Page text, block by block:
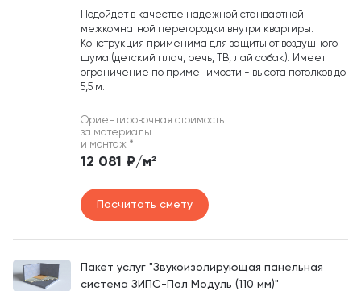
Подойдет в качестве надежной стандартной
межкомнатной перегородки внутри квартиры.
Конструкция применима для защиты от воздушного
шума (детский плач, речь, ТВ, лай собак). Имеет
ограничение по применимости - высота потолков до
5,5 м.
Ориентировочная стоимость
за материалы
и монтаж *
12 081 ₽/м²
Посчитать смету
Пакет услуг "Звукоизолирующая панельная
система ЗИПС-Пол Модуль (110 мм)"